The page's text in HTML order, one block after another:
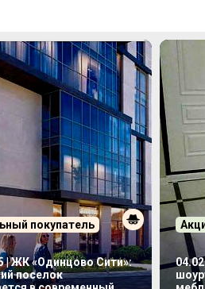
покупатель
| ЖК «Одинцово Сити»:
поселок